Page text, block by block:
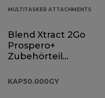
MULTITASKER ATTACHMENTS
Blend Xtract 2Go
Prospero+
Zubehörteil
KAP50.000GY